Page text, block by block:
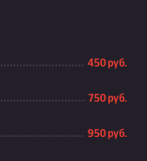
450 руб.
750 руб.
950 руб.